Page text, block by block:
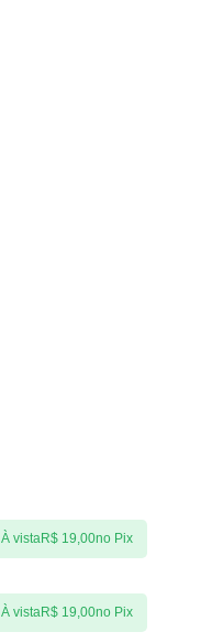
À vistaR$19,00no Pix
À vistaR$19,00no Pix